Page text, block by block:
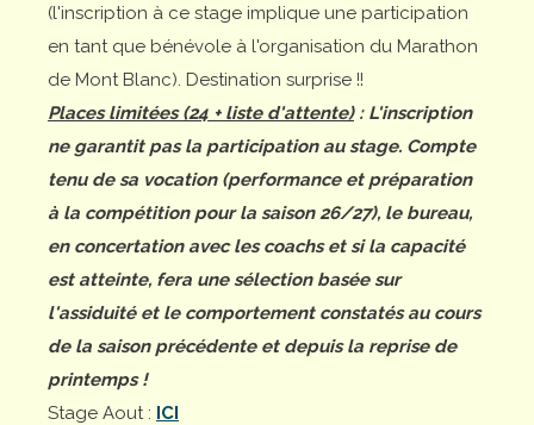
(l'inscription à ce stage implique une participation
en tant que bénévole à l'organisation du Marathon
de Mont Blanc). Destination surprise !!
Places limitées (24 + liste d'attente): L'inscription
ne garantit pas la participation au stage. Compte
tenu de sa vocation (performance et préparation
à la compétition pour la saison 26/27), le bureau,
en concertation avec les coachs et si la capacité
est atteinte, fera une sélection basée sur
l'assiduité et le comportement constatés au cours
de la saison précédente et depuis la reprise de
printemps !
Stage Aout : ICI